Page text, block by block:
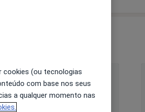
cookies (ou tecnologias
com base nos seus
a qualquer momento nas